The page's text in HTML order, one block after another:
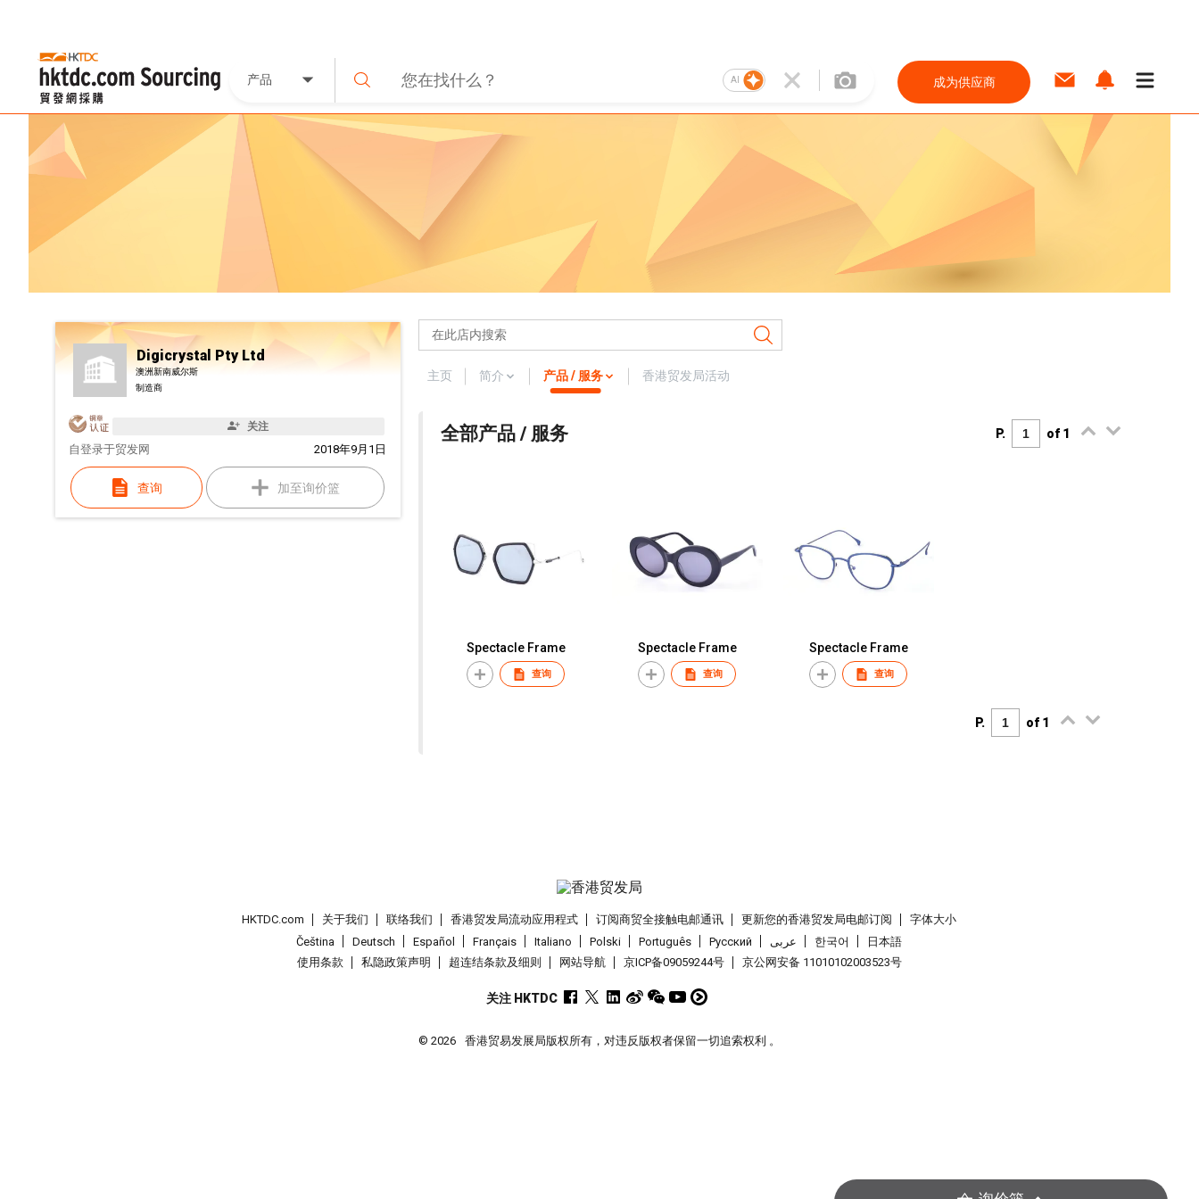
产品 AI 成为供应商
Digicrystal Pty Ltd
澳洲新南威尔斯
制造商
关注
自 2018年9月1日
登录于贸发网
查询 加至询价篮
主页 简介 产品 / 服务 香港贸发局活动
全部产品 / 服务 P. of 1
Spectacle Frame
查询
Spectacle Frame
查询
Spectacle Frame
查询
P. of 1
HKTDC.com 关于我们 联络我们 香港贸发局流动应用程式 订阅商贸全接触电邮通讯 更新您的香港贸发局电邮订阅
字体大小
Čeština
Deutsch Español Français Italiano Polski Português Pусский عربى 한국어
日本語
使用条款
私隐政策声明 超连结条款及细则 网站导航 京ICP备09059244号 京公网安备 11010102003523号
关注 HKTDC
© 2026 香港贸易发展局版权所有，对违反版权者保留一切追索权利 。